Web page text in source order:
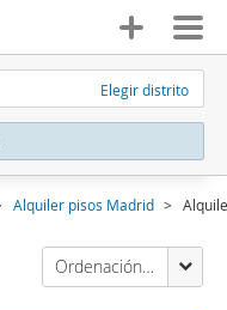
Elegir distrito
Alquiler pisos Madrid
Ordenación Enalquiler